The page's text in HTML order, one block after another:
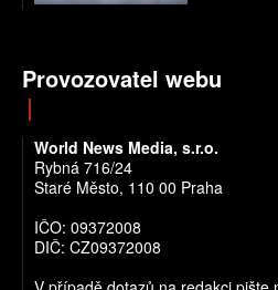
Provozovatel webu
World News Media, s.r.o.
Rybná 716/24
Staré Město, 110 00 Praha
IČO: 09372008
DIČ: CZ09372008